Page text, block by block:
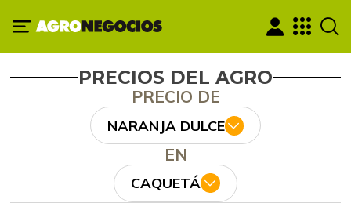
PRECIOS DEL AGRO
PRECIO DE
NARANJA DULCE
EN
CAQUETÁ